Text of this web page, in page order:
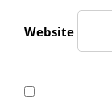
Website